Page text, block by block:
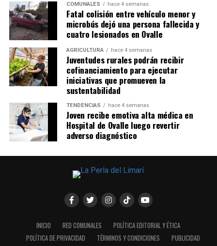
COMUNALES hace 4 semanas
Fatal colisión entre vehículo menor y
microbús dejó una persona fallecida y
cuatro lesionados en Ovalle
AGRICULTURA hace 4 semanas
Juventudes rurales podrán recibir
cofinanciamiento para ejecutar
iniciativas que promueven la
sustentabilidad
TENDENCIAS hace 4 semanas
Joven recibe emotiva alta médica en
Hospital de Ovalle luego revertir
adverso diagnóstico
INICIO RED COMUNALES
POLÍTICA EDITORIAL Y ÉTICA
POLÍTICA DE PRIVACIDAD
TÉRMINOS Y CONDICIONES
PUBLICIDAD